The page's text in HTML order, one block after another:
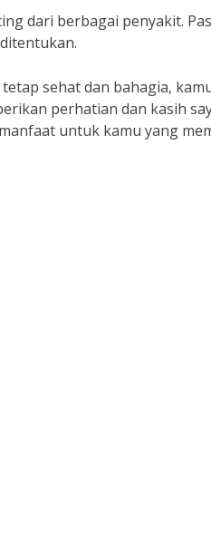
dari berbagai penyakit.
sehat dan bahagia,
perhatian dan kasih
untuk kamu yang